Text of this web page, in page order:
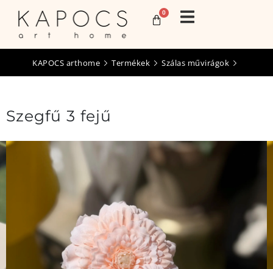
0
KAPOCS arthome Termékek Szálas művirágok
Szegfű 3 fejű